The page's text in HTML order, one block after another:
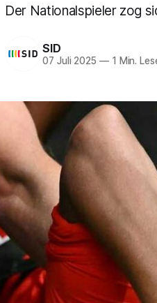
Der Nationalspieler zog
SID
07 Juli 2025 —1 Min.